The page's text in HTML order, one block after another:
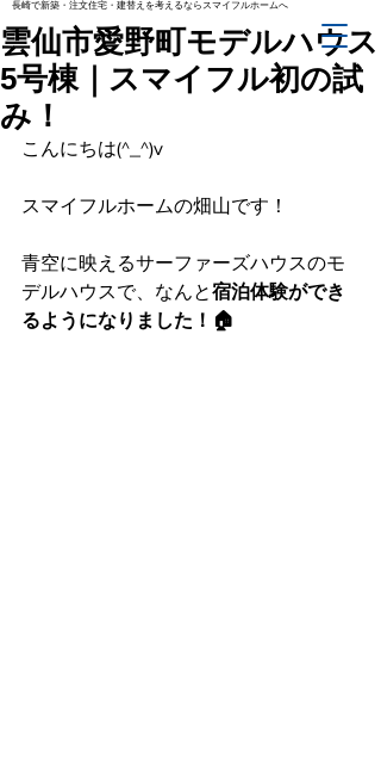
長崎で新築・注文住宅・建替えを考えるならスマイフルホームへ
雲仙市愛野町モデルハウス
5号棟｜スマイフル初の試
み！
こんにちは(^_^)v
スマイフルホームの畑山です！
青空に映えるサーファーズハウスのモ
デルハウスで、なんと宿泊体験ができ
るようになりました！🏠